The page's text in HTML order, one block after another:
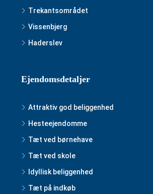
Trekantsområdet
Vissenbjerg
Haderslev
Ejendomsdetaljer
Attraktiv god beliggenhed
Hesteejendomme
Tæt ved børnehave
Tæt ved skole
Idyllisk beliggenhed
Tæt på indkøb